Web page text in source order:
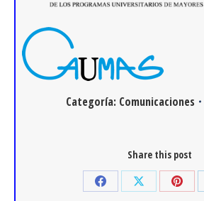
Categoría: Comunicaciones
Share this post
Share
Share
Share